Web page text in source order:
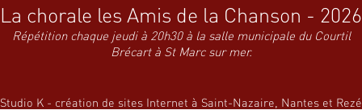
La chorale les Amis de la Chanson - 2026
Répétition chaque jeudi à 20h30 à la salle municipale du Courtil
Brécart à St Marc sur mer.
Studio K - création de sites Internet à Saint-Nazaire, Nantes et Rezé